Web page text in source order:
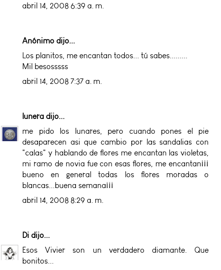
abril 14, 2008 6:39 a. m.
Anónimo dijo...
Los planitos, me encantan todos... tú sabes.........
Mil besosssss
abril 14, 2008 7:37 a. m.
lunera dijo...
me pido los lunares, pero cuando pones el pie
desaparecen asi que cambio por las sandalias con
"calas" y hablando de flores me encantan las violetas,
mi ramo de novia fue con esas flores, me encantan¡¡¡
bueno en general todas los flores moradas o
blancas...buena semana¡¡¡
abril 14, 2008 8:29 a. m.
Di dijo...
Esos Vivier son un verdadero diamante. Que
bonitos...